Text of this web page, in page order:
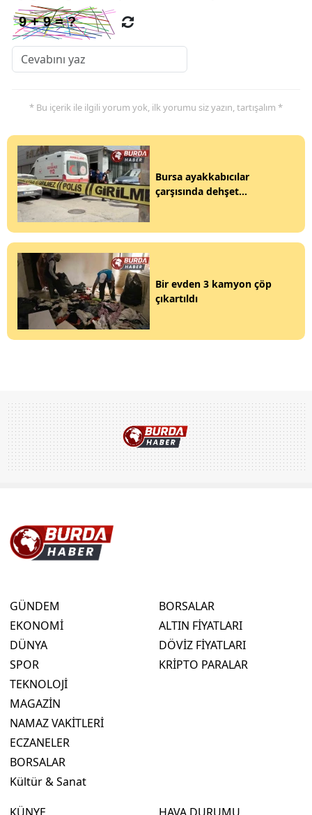
* Bu içerik ile ilgili yorum yok, ilk yorumu siz yazın, tartışalım *
Bursa ayakkabıcılar
çarşısında dehşet...
Bir evden 3 kamyon çöp
çıkartıldı
GÜNDEM
EKONOMİ
DÜNYA
SPOR
TEKNOLOJİ
MAGAZİN
NAMAZ VAKİTLERİ
ECZANELER
BORSALAR
Kültür & Sanat
BORSALAR
ALTIN FİYATLARI
DÖVİZ FİYATLARI
KRİPTO PARALAR